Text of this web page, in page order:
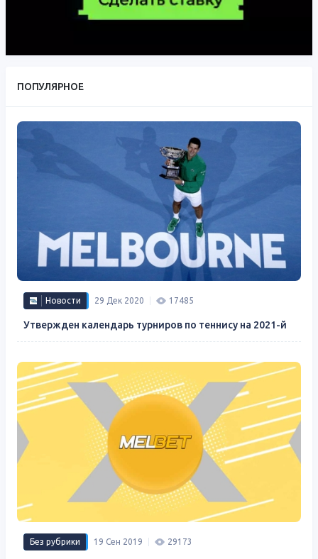
ПОПУЛЯРНОЕ
Новости 29 Дек 2020 17485
Утвержден календарь турниров по теннису на 2021-й
Без рубрики 19 Сен 2019 29173